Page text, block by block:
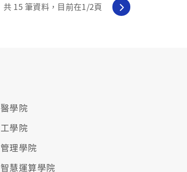
共 15 筆資料，目前在1/2頁
醫學院
工學院
管理學院
智慧運算學院